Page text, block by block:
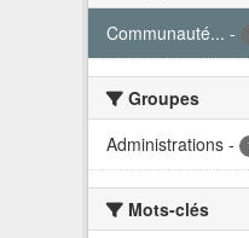
Communauté... -
Groupes
Administrations -
Mots-clés